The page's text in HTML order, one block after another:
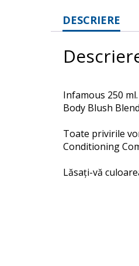
DESCRIERE
Infamous 250
Body Blush
Toate privirile
Conditioning
Lăsați-vă